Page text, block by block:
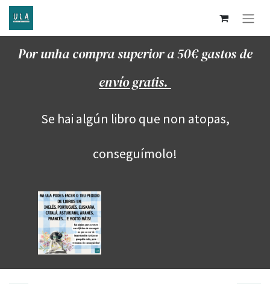
Por unha compra superior a 50€ gastos de
envío gratis.
Se hai algún libro que non atopas,
conseguímolo!